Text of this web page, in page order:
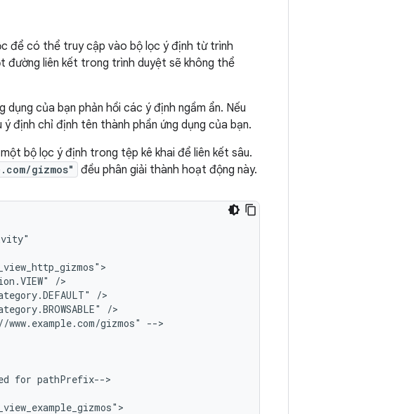
để có thể truy cập vào bộ lọc ý định từ trình
đường liên kết trong trình duyệt sẽ không thể
dụng của bạn phản hồi các ý định ngầm ẩn. Nếu
định chỉ định tên thành phần ứng dụng của bạn.
bộ lọc ý định trong tệp kê khai để liên kết sâu.
gizmos" đều phân giải thành hoạt động này.
gizmos"
for